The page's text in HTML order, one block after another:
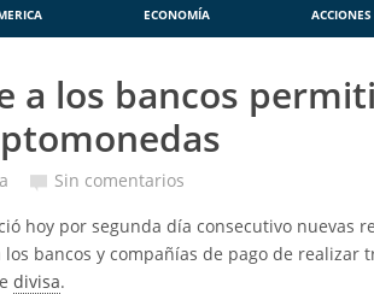
ECONOMÍA ACCIONES
a los bancos
Sin comentarios
hoy por segunda día consecutivo nuevas
bancos y compañías de pago de realizar
divisa.